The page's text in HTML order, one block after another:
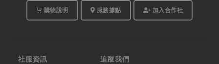
購物說明 服務據點 加入合作社
社服資訊 追蹤我們